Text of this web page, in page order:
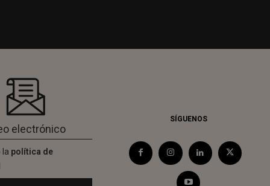
la política de
SÍGUENOS